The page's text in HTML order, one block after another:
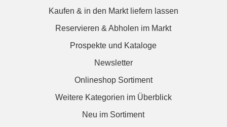
Kaufen & in den Markt liefern lassen
Reservieren & Abholen im Markt
Prospekte und Kataloge
Newsletter
Onlineshop Sortiment
Weitere Kategorien im Überblick
Neu im Sortiment